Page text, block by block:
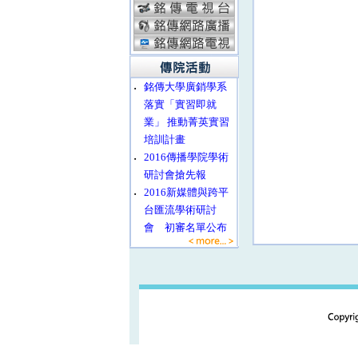
‧
銘傳大學廣銷學系
落實「實習即就
業」 推動菁英實習
培訓計畫
‧
2016傳播學院學術
研討會搶先報
‧
2016新媒體與跨平
台匯流學術研討
會 初審名單公布